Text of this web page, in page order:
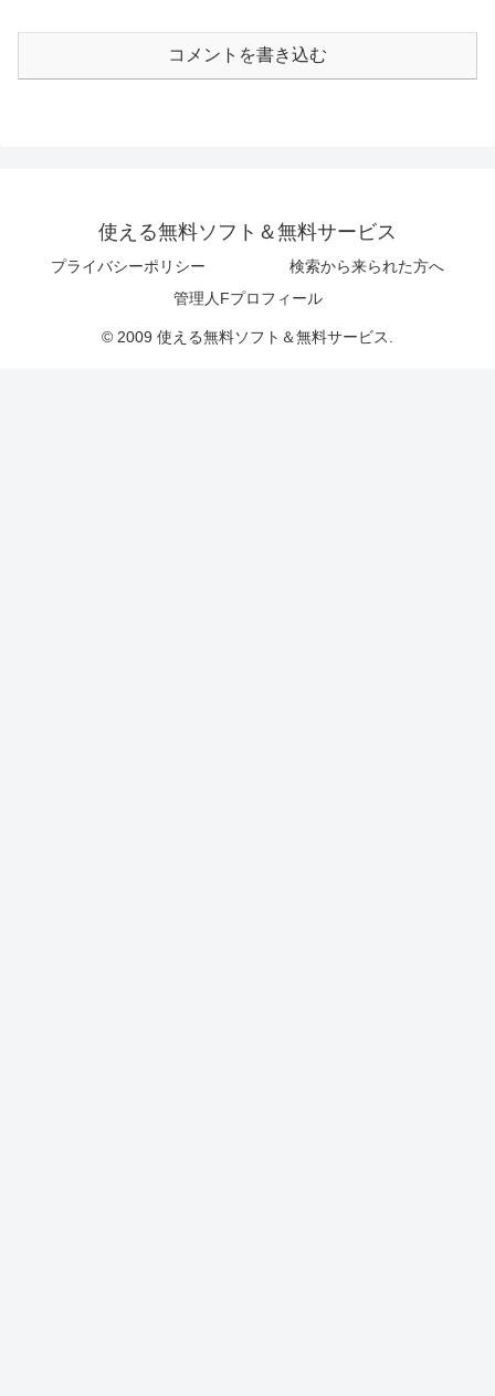
コメントを書き込む
使える無料ソフト＆無料サービス
プライバシーポリシー
検索から来られた方へ
管理人Fプロフィール
© 2009 使える無料ソフト＆無料サービス.